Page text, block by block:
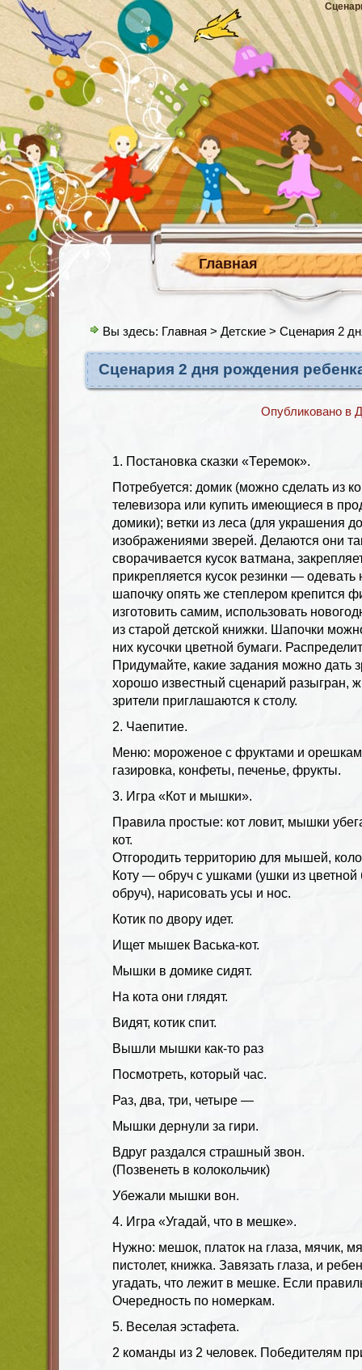
Главная
Вы здесь: Главная > Детские > Сценария 2
Сценария 2 дня рождения
Опубликовано в
1. Постановка сказки «Теремок».
Потребуется: домик (можно сделать из
телевизора или купить имеющиеся в
домики); ветки из леса (для украшения
изображениями зверей. Делаются они
сворачивается кусок ватмана,
прикрепляется кусок резинки —
шапочку опять же степлером крепится
изготовить самим, использовать
из старой детской книжки. Шапочки
них кусочки цветной бумаги.
Придумайте, какие задания можно дать
хорошо известный сценарий разыгран,
зрители приглашаются к столу.
2. Чаепитие.
Меню: мороженое с фруктами и
газировка, конфеты, печенье, фрукты.
3. Игра «Кот и мышки».
Правила простые: кот ловит, мышки
кот.
Отгородить территорию для мышей,
Коту — обруч с ушками (ушки из цветной
обруч), нарисовать усы и нос.
Котик по двору идет.
Ищет мышек Васька-кот.
Мышки в домике сидят.
На кота они глядят.
Видят, котик спит.
Вышли мышки как-то раз
Посмотреть, который час.
Раз, два, три, четыре —
Мышки дернули за гири.
Вдруг раздался страшный звон.
(Позвенеть в колокольчик)
Убежали мышки вон.
4. Игра «Угадай, что в мешке».
Нужно: мешок, платок на глаза, мячик,
пистолет, книжка. Завязать глаза, и
угадать, что лежит в мешке. Если
Очередность по номеркам.
5. Веселая эстафета.
2 команды из 2 человек. Победителям